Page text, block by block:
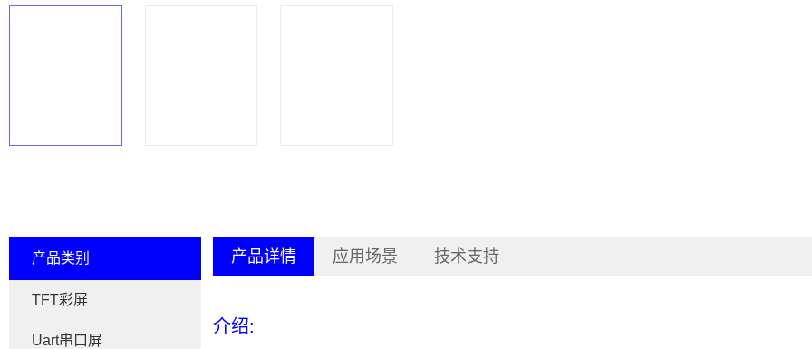
产品类别
TFT彩屏
Uart串口屏
产品详情 应用场景 技术支持
介绍: